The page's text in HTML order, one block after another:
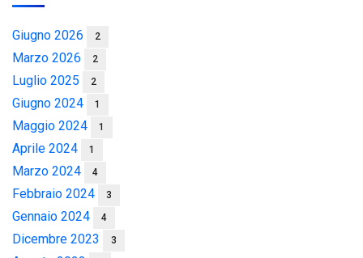
Giugno 2026 2
Marzo 2026 2
Luglio 2025 2
Giugno 2024 1
Maggio 2024 1
Aprile 2024 1
Marzo 2024 4
Febbraio 2024 3
Gennaio 2024 4
Dicembre 2023 3